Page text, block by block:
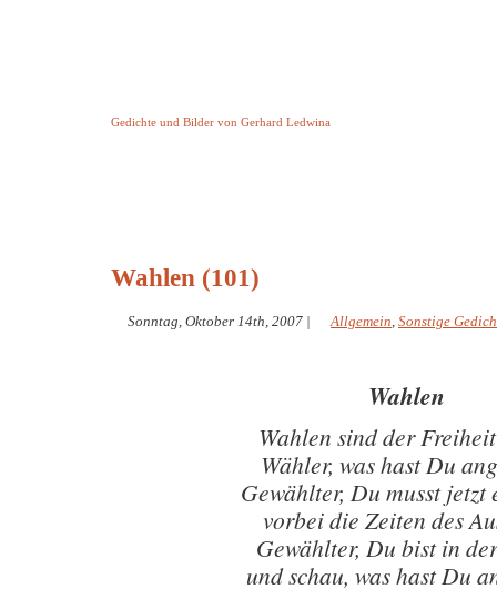
Gedichte und Bilder von Gerhard Ledwina
Wahlen (101)
Sonntag, Oktober 14th, 2007 | Allgemein, Sonstige
Wahlen
Wahlen sind der
Wähler, was hast Du
Gewählter, Du musst jetzt
vorbei die Zeiten des
Gewählter, Du bist in
und schau, was hast Du